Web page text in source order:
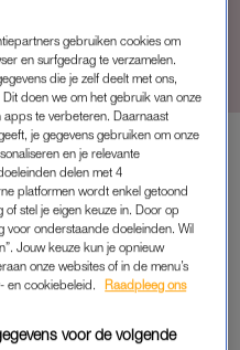
IN TBS-KLINIEK:
HOCKEYVADER
ALS
tot alle artikelen
gebruiken cookies om
en surfgedrag te verzamelen.
die je zelf deelt met ons,
doen we om het gebruik van onze
apps te verbeteren. Daarnaast
je gegevens gebruiken om onze
en je relevante
delen met 4
platformen wordt enkel getoond
of stel je eigen keuze in. Door op
voor onderstaande doeleinden. Wil
Jouw keuze kun je opnieuw
onze websites of in de menu’s
en cookiebeleid.
Raadpleeg ons
voor de volgende